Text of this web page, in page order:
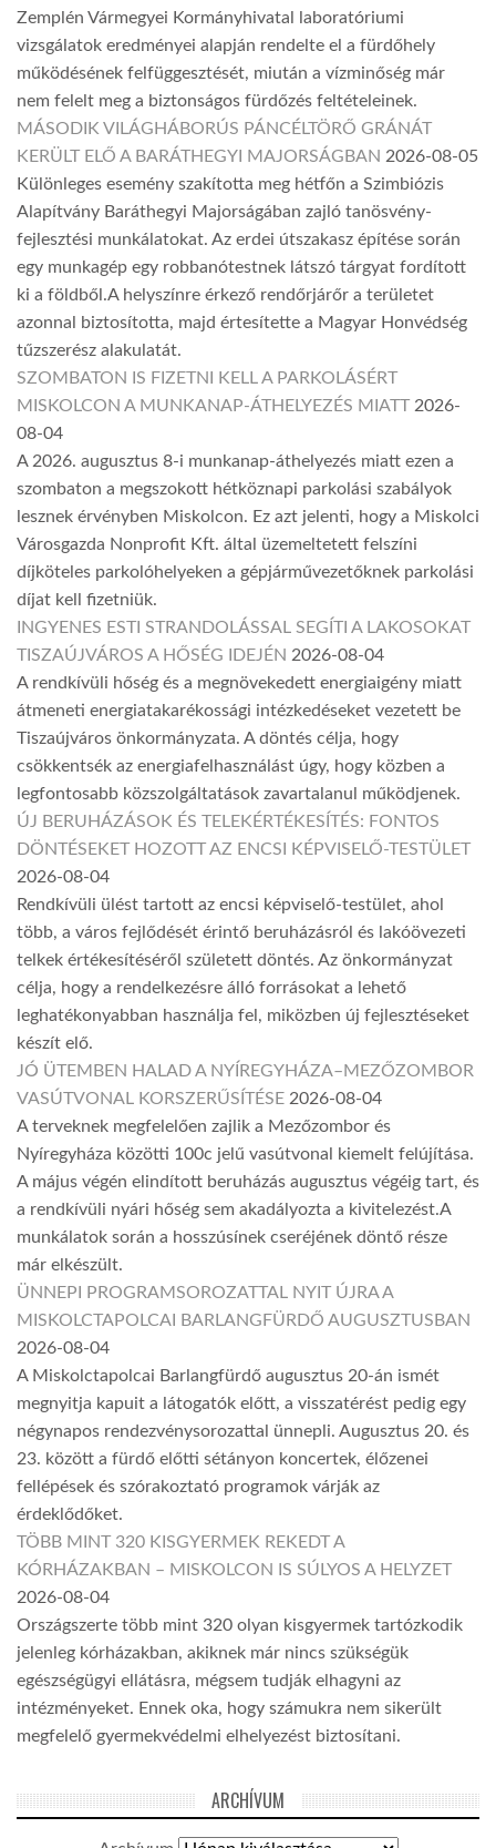
Zemplén Vármegyei Kormányhivatal laboratóriumi
vizsgálatok eredményei alapján rendelte el a fürdőhely
működésének felfüggesztését, miután a vízminőség már
nem felelt meg a biztonságos fürdőzés feltételeinek.
MÁSODIK VILÁGHÁBORÚS PÁNCÉLTÖRŐ GRÁNÁT
KERÜLT ELŐ A BARÁTHEGYI MAJORSÁGBAN 2026-08-05
Különleges esemény szakította meg hétfőn a Szimbiózis
Alapítvány Baráthegyi Majorságában zajló tanösvény-
fejlesztési munkálatokat. Az erdei útszakasz építése során
egy munkagép egy robbanótestnek látszó tárgyat fordított
ki a földből.A helyszínre érkező rendőrjárőr a területet
azonnal biztosította, majd értesítette a Magyar Honvédség
tűzszerész alakulatát.
SZOMBATON IS FIZETNI KELL A PARKOLÁSÉRT
MISKOLCON A MUNKANAP-ÁTHELYEZÉS MIATT 2026-
08-04
A 2026. augusztus 8-i munkanap-áthelyezés miatt ezen a
szombaton a megszokott hétköznapi parkolási szabályok
lesznek érvényben Miskolcon. Ez azt jelenti, hogy a Miskolci
Városgazda Nonprofit Kft. által üzemeltetett felszíni
díjköteles parkolóhelyeken a gépjárművezetőknek parkolási
díjat kell fizetniük.
INGYENES ESTI STRANDOLÁSSAL SEGÍTI A LAKOSOKAT
TISZAÚJVÁROS A HŐSÉG IDEJÉN 2026-08-04
A rendkívüli hőség és a megnövekedett energiaigény miatt
átmeneti energiatakarékossági intézkedéseket vezetett be
Tiszaújváros önkormányzata. A döntés célja, hogy
csökkentsék az energiafelhasználást úgy, hogy közben a
legfontosabb közszolgáltatások zavartalanul működjenek.
ÚJ BERUHÁZÁSOK ÉS TELEKÉRTÉKESÍTÉS: FONTOS
DÖNTÉSEKET HOZOTT AZ ENCSI KÉPVISELŐ-TESTÜLET
2026-08-04
Rendkívüli ülést tartott az encsi képviselő-testület, ahol
több, a város fejlődését érintő beruházásról és lakóövezeti
telkek értékesítéséről született döntés. Az önkormányzat
célja, hogy a rendelkezésre álló forrásokat a lehető
leghatékonyabban használja fel, miközben új fejlesztéseket
készít elő.
JÓ ÜTEMBEN HALAD A NYÍREGYHÁZA–MEZŐZOMBOR
VASÚTVONAL KORSZERŰSÍTÉSE 2026-08-04
A terveknek megfelelően zajlik a Mezőzombor és
Nyíregyháza közötti 100c jelű vasútvonal kiemelt felújítása.
A május végén elindított beruházás augusztus végéig tart, és
a rendkívüli nyári hőség sem akadályozta a kivitelezést.A
munkálatok során a hosszúsínek cseréjének döntő része
már elkészült.
ÜNNEPI PROGRAMSOROZATTAL NYIT ÚJRA A
MISKOLCTAPOLCAI BARLANGFÜRDŐ AUGUSZTUSBAN
2026-08-04
A Miskolctapolcai Barlangfürdő augusztus 20-án ismét
megnyitja kapuit a látogatók előtt, a visszatérést pedig egy
négynapos rendezvénysorozattal ünnepli. Augusztus 20. és
23. között a fürdő előtti sétányon koncertek, élőzenei
fellépések és szórakoztató programok várják az
érdeklődőket.
TÖBB MINT 320 KISGYERMEK REKEDT A
KÓRHÁZAKBAN – MISKOLCON IS SÚLYOS A HELYZET
2026-08-04
Országszerte több mint 320 olyan kisgyermek tartózkodik
jelenleg kórházakban, akiknek már nincs szükségük
egészségügyi ellátásra, mégsem tudják elhagyni az
intézményeket. Ennek oka, hogy számukra nem sikerült
megfelelő gyermekvédelmi elhelyezést biztosítani.
ARCHÍVUM